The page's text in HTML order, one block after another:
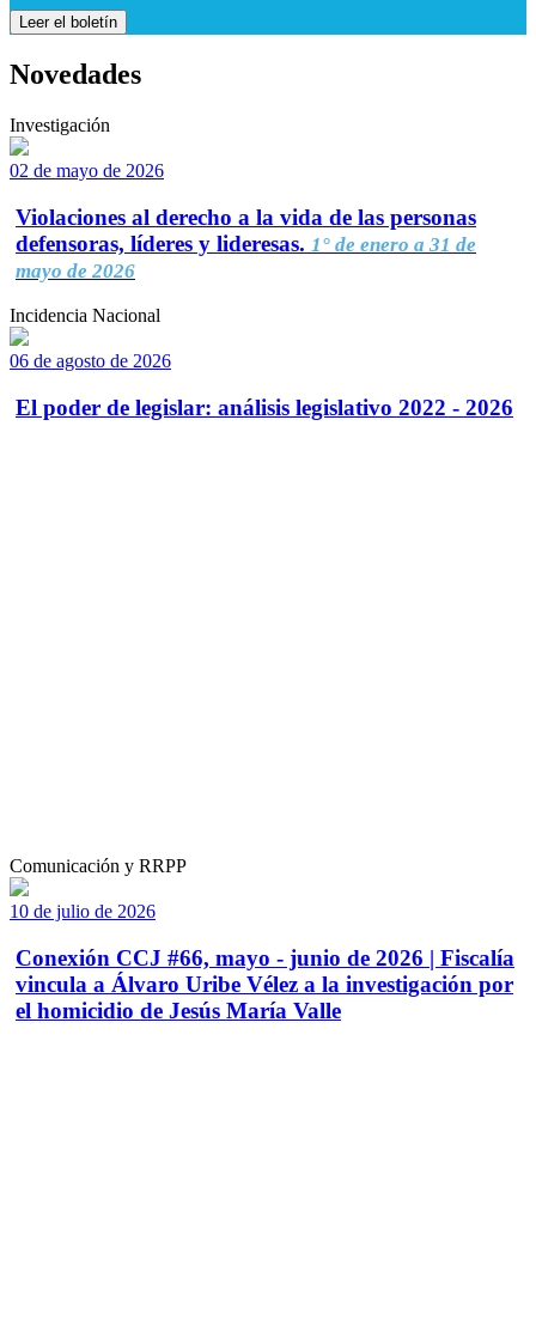
Leer el boletín
Novedades
Investigación
02 de mayo de 2026
Violaciones al derecho a la vida de las personas
defensoras, líderes y lideresas. 1° de enero a 31 de
mayo de 2026
Incidencia Nacional
06 de agosto de 2026
El poder de legislar: análisis legislativo 2022 - 2026
Comunicación y RRPP
10 de julio de 2026
Conexión CCJ #66, mayo - junio de 2026 | Fiscalía
vincula a Álvaro Uribe Vélez a la investigación por
el homicidio de Jesús María Valle